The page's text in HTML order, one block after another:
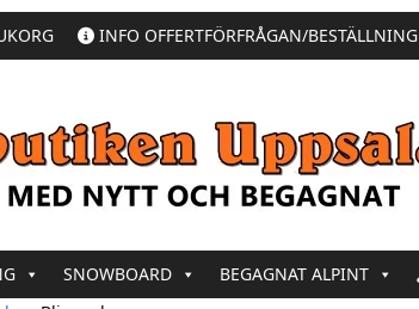
INFO OFFERTFÖRFRÅGAN/BESTÄLLNING
SNOWBOARD BEGAGNAT ALPINT